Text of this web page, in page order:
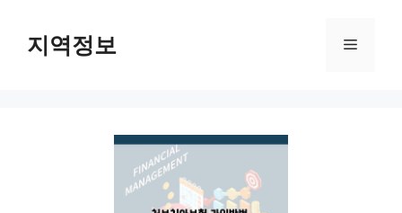
지역정보 메